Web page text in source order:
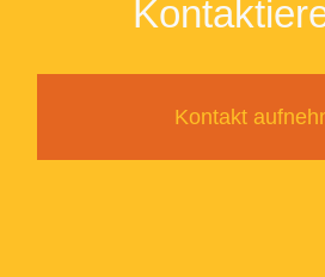
Kontakt